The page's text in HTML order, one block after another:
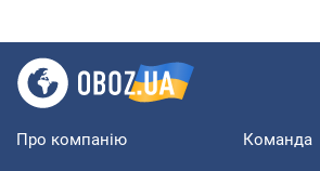
Про компанію Команда